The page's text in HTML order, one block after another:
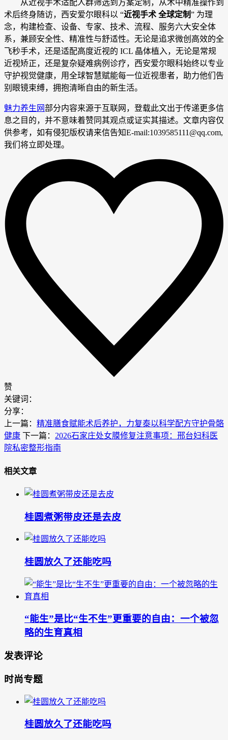
从近视手术适配人群筛选到方案定制，从术中精准操作到
术后终身随访，西安爱尔眼科以 “近视手术 全球定制” 为理
念，构建检查、设备、专家、技术、流程、服务六大安全体
系，兼顾安全性、精准性与舒适性。无论是追求微创高效的全
飞秒手术，还是适配高度近视的 ICL 晶体植入，无论是常规
近视矫正，还是复杂疑难病例诊疗，西安爱尔眼科始终以专业
守护视觉健康，用全球智慧赋能每一位近视患者，助力他们告
别眼镜束缚，拥抱清晰自由的新生活。
魅力养生网部分内容来源于互联网，登载此文出于传递更多信
息之目的，并不意味着赞同其观点或证实其描述。文章内容仅
供参考，如有侵犯版权请来信告知E-mail:1039585111@qq.com,
我们将立即处理。
赞
关键词：
分享：
上一篇： 精准膳食赋能术后养护，力复泰以科学配方守护骨骼
健康 下一篇： 2026石家庄处女膜修复注意事项：邢台妇科医
院私密整形指南
相关文章
桂圆煮粥带皮还是去皮
桂圆放久了还能吃吗
“能生”是比“生不生”更重要的自由：一个被忽
略的生育真相
发表评论
时尚专题
桂圆放久了还能吃吗